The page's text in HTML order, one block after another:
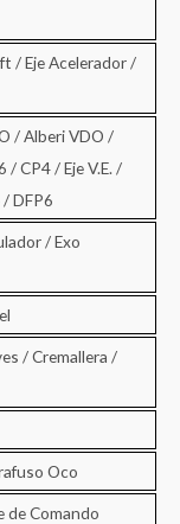
/ Eje Acelerador /
/ Alberi VDO /
/ CP4 / Eje V.E. /
DFP6
/ Exo
/ Cremallera /
Oco
de Comando